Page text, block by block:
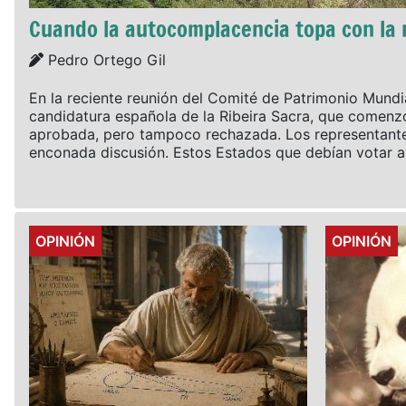
Cuando la autocomplacencia topa con la
Details
Pedro Ortego Gil
En la reciente reunión del Comité de Patrimonio
candidatura española de la Ribeira Sacra, que
aprobada, pero tampoco rechazada. Los
enconada discusión. Estos Estados que debían votar
Details
OPINIÓN Details
OPINIÓN